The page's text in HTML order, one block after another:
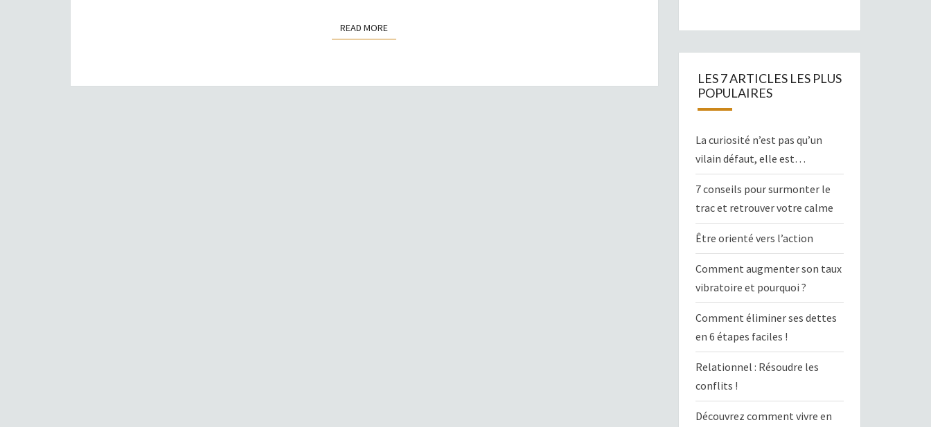
READ MOREREAD MORE
LES 7 ARTICLES LES PLUS
POPULAIRES
La curiosité n’est pas qu’un
vilain défaut, elle est…
7 conseils pour surmonter le
trac et retrouver votre calme
Être orienté vers l’action
Comment augmenter son taux
vibratoire et pourquoi ?
Comment éliminer ses dettes
en 6 étapes faciles !
Relationnel : Résoudre les
conflits !
Découvrez comment vivre en